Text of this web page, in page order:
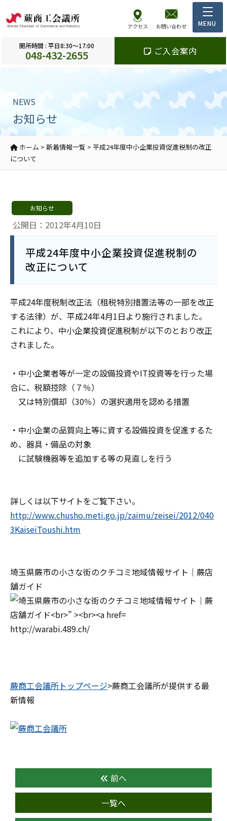
アクセス お問い合わせ
開所時間 : 平日8:30～17:00
048-432-2655 ご入会案内
NEWS
お知らせ
ホーム > 新着情報一覧 > 平成24年度中小企業投資促進税制の改正
について
公開日：2012年4月10日
お知らせ
平成24年度中小企業投資促進税制の
改正について
平成24年度税制改正法（租税特別措置法等の一部を改正
する法律）が、平成24年4月1日より施行されました。
これにより、中小企業投資促進税制が以下のとおり改正
されました。
・中小企業者等が一定の設備投資やIT投資等を行った場
合に、税額控除（７％）
又は特別償却（30％）の選択適用を認める措置
・中小企業の品質向上等に資する設備投資を促進するた
め、器具・備品の対象
に試験機器等を追加する等の見直しを行う
詳しくは以下サイトをご覧下さい。
http://www.chusho.meti.go.jp/zaimu/zeisei/2012/040
3KaiseiToushi.htm
埼玉県蕨市の小さな街のクチコミ地域情報サイト｜蕨店
舗ガイド
http://warabi.489.ch/
蕨商工会議所トップページ>蕨商工会議所が提供する最
新情報
前へ
一覧へ